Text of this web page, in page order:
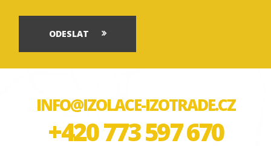
ODESLAT
INFO@IZOLACE-IZOTRADE.CZ
+420 773 597 670